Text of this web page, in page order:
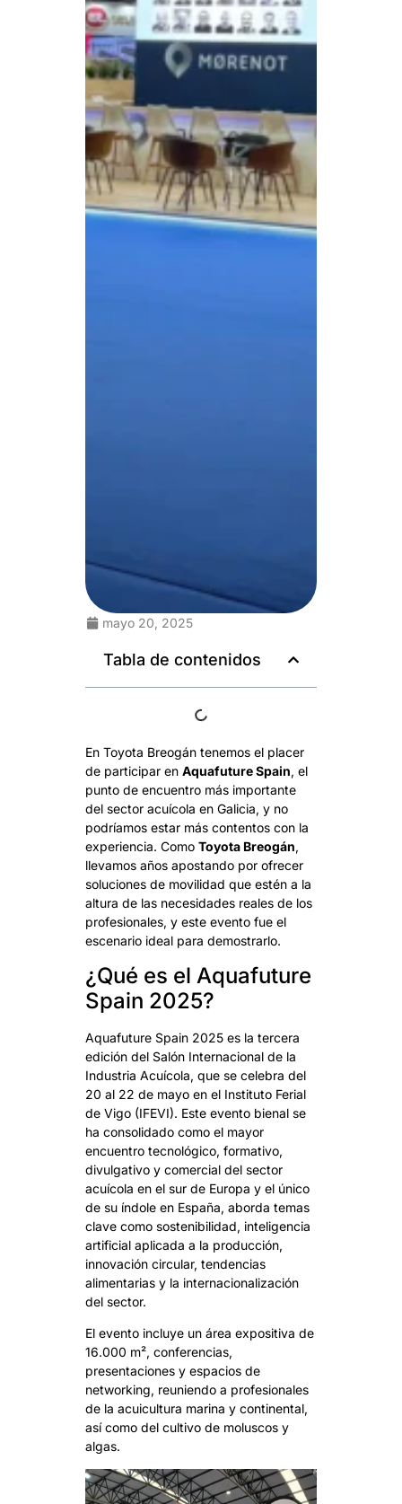
mayo 20, 2025
Tabla de contenidos
En Toyota Breogán tenemos el placer
de participar enAquafuture Spain, el
punto de encuentro más importante
del sector acuícola en Galicia, y no
podríamos estar más contentos con la
experiencia. ComoToyota Breogán,
llevamos años apostando por ofrecer
soluciones de movilidad que estén a la
altura de las necesidades reales de los
profesionales, y este evento fue el
escenario ideal para demostrarlo.
¿Qué es el Aquafuture
Spain 2025?
Aquafuture Spain 2025 es la tercera
edición del Salón Internacional de la
Industria Acuícola, que se celebra del
20 al 22 de mayo en el Instituto Ferial
de Vigo (IFEVI). Este evento bienal se
ha consolidado como el mayor
encuentro tecnológico, formativo,
divulgativo y comercial del sector
acuícola en el sur de Europa y el único
de su índole en España, aborda temas
clave como sostenibilidad, inteligencia
artificial aplicada a la producción,
innovación circular, tendencias
alimentarias y la internacionalización
del sector.
El evento incluye un área expositiva de
16.000 m², conferencias,
presentaciones y espacios de
networking, reuniendo a profesionales
de la acuicultura marina y continental,
así como del cultivo de moluscos y
algas.